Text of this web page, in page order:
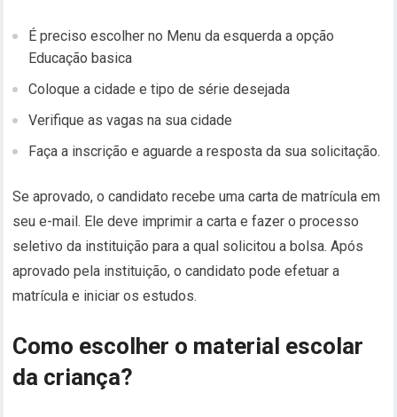
É preciso escolher no Menu da esquerda a opção
Educação basica
Coloque a cidade e tipo de série desejada
Verifique as vagas na sua cidade
Faça a inscrição e aguarde a resposta da sua solicitação.
Se aprovado, o candidato recebe uma carta de matrícula em
seu e-mail. Ele deve imprimir a carta e fazer o processo
seletivo da instituição para a qual solicitou a bolsa. Após
aprovado pela instituição, o candidato pode efetuar a
matrícula e iniciar os estudos.
Como escolher o material escolar
da criança?